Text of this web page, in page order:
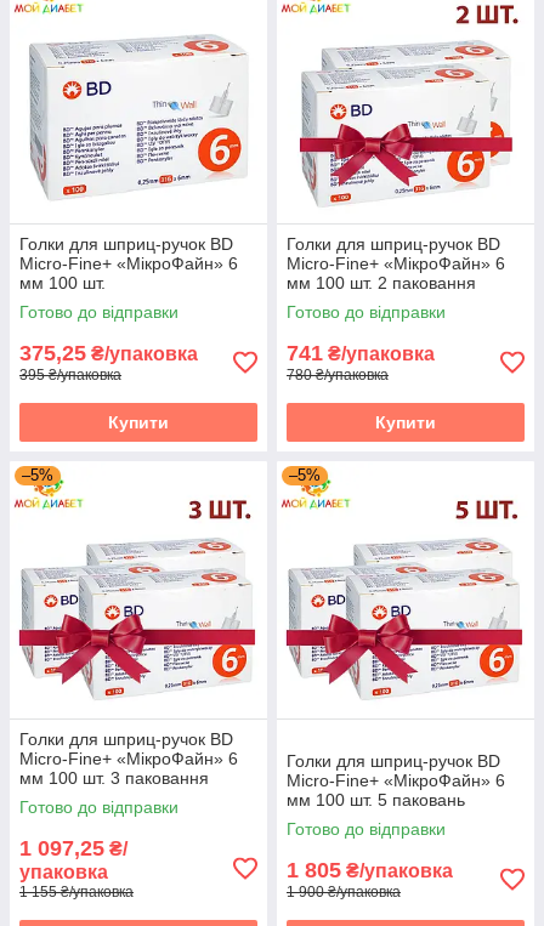
Голки для шприц-ручок BD
Micro-Fine+ «МікроФайн» 6
мм 100 шт.
Готово до відправки
375,25 ₴/упаковка
395 ₴/упаковка
Купити
Голки для шприц-ручок BD
Micro-Fine+ «МікроФайн» 6
мм 100 шт. 2 паковання
Готово до відправки
741 ₴/упаковка
780 ₴/упаковка
Купити
–5%
Голки для шприц-ручок BD
Micro-Fine+ «МікроФайн» 6
мм 100 шт. 3 паковання
Готово до відправки
1 097,25 ₴/
упаковка
1 155 ₴/упаковка
–5%
Голки для шприц-ручок BD
Micro-Fine+ «МікроФайн» 6
мм 100 шт. 5 паковань
Готово до відправки
1 805 ₴/упаковка
1 900 ₴/упаковка